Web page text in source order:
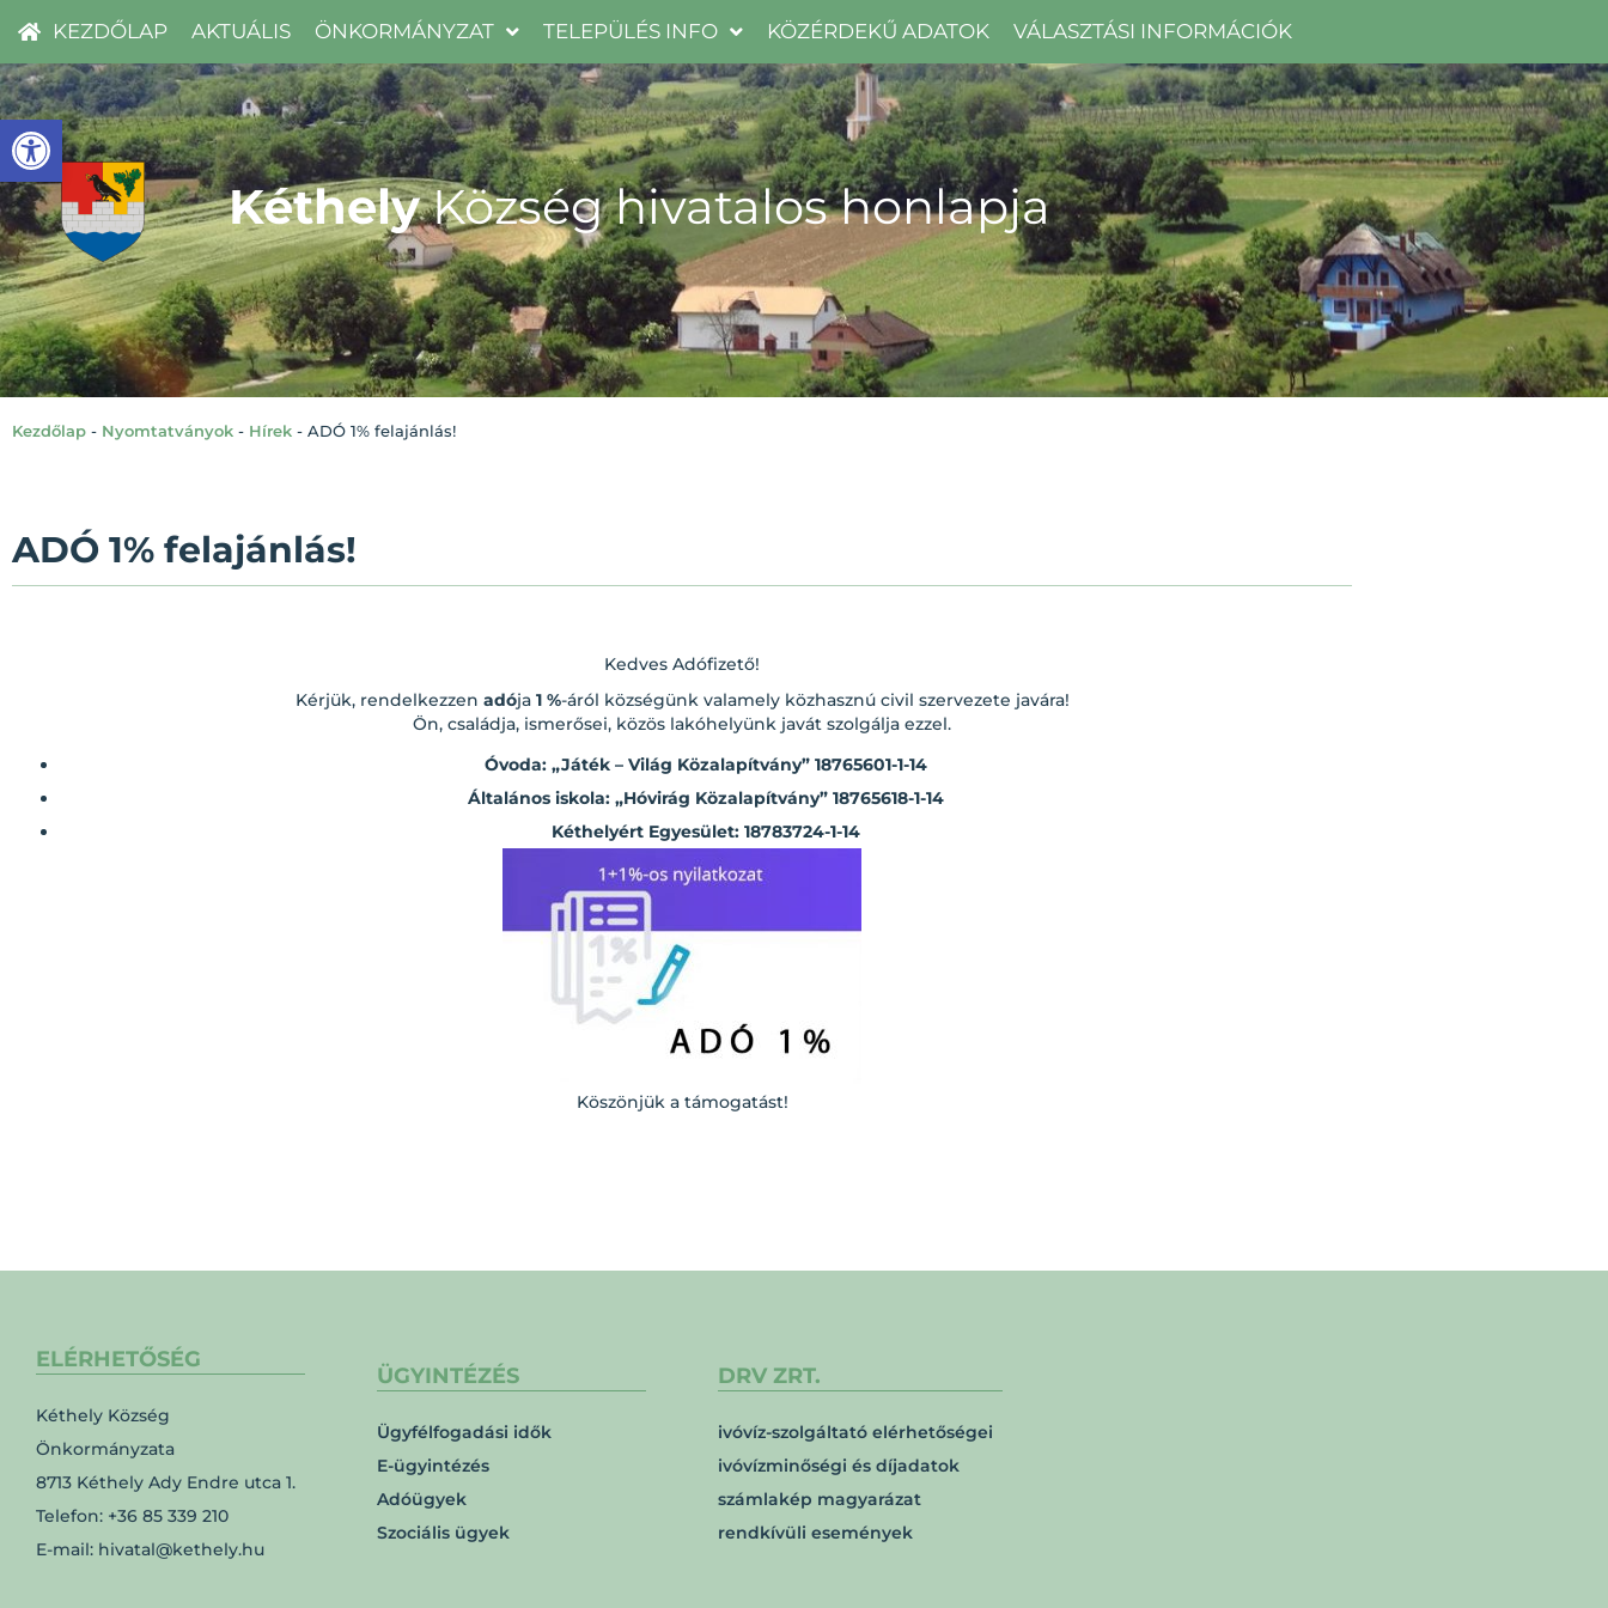
Eszköztár megnyitása
KEZDŐLAP AKTUÁLIS ÖNKORMÁNYZAT TELEPÜLÉS INFO KÖZÉRDEKŰ ADATOK VÁLASZTÁSI INFORMÁCIÓK
Kéthely Község hivatalos honlapja
Kezdőlap - Nyomtatványok - Hírek - ADÓ 1% felajánlás!
ADÓ 1% felajánlás!
Kedves Adófizető!
Kérjük, rendelkezzen adója1 %-áról községünk valamely közhasznú civil szervezete javára!
Ön, családja, ismerősei, közös lakóhelyünk javát szolgálja ezzel.
Óvoda: „Játék – Világ Közalapítvány” 18765601-1-14
Általános iskola: „Hóvirág Közalapítvány” 18765618-1-14
Kéthelyért Egyesület: 18783724-1-14
Köszönjük a támogatást!
ELÉRHETŐSÉG
Kéthely Község
Önkormányzata
8713 Kéthely Ady Endre utca 1.
Telefon: +36 85 339 210
E-mail: hivatal@kethely.hu
ÜGYINTÉZÉS
Ügyfélfogadási idők
E-ügyintézés
Adóügyek
Szociális ügyek
DRV ZRT.
ivóvíz-szolgáltató elérhetőségei
ivóvízminőségi és díjadatok
számlakép magyarázat
rendkívüli események